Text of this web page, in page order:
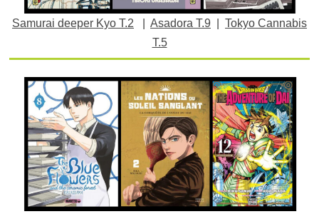
Samurai deeper Kyo T.2 Asadora T.9
Tokyo Cannabis
T.5